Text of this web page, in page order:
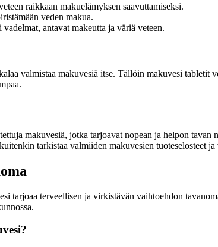
raikkaan makuelämyksen saavuttamiseksi.
veden makua.
antavat makeutta ja väriä veteen.
valmistaa makuvesiä itse. Tällöin makuvesi
makuvesiä, jotka tarjoavat nopean ja helpon
tarkistaa valmiiden makuvesien tuoteselosteet
tarjoaa terveellisen ja virkistävän vaihtoehdon